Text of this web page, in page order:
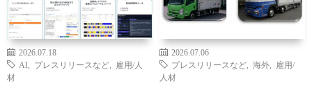
2026.07.18
AI
プレスリリースなど
雇用/人
材
2026.07.06
プレスリリースなど
海外
雇用/
人材